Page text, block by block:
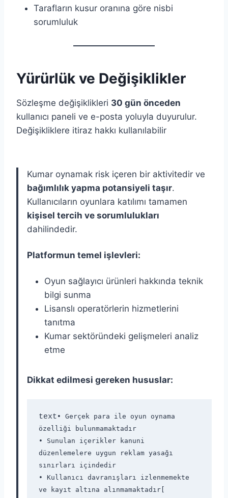
Tarafların kusur oranına göre nisbi
sorumluluk
Yürürlük ve Değişiklikler
Sözleşme değişiklikleri 30 gün önceden
kullanıcı paneli ve e-posta yoluyla duyurulur.
Değişikliklere itiraz hakkı kullanılabilir
Kumar oynamak risk içeren bir aktivitedir ve
bağımlılık yapma potansiyeli taşır.
Kullanıcıların oyunlara katılımı tamamen
kişisel tercih ve sorumlulukları
dahilindedir.
Platformun temel işlevleri:
Oyun sağlayıcı ürünleri hakkında teknik
bilgi sunma
Lisanslı operatörlerin hizmetlerini
tanıtma
Kumar sektöründeki gelişmeleri analiz
etme
Dikkat edilmesi gereken hususlar:
text • Gerçek para ile oyun oynama
özelliği bulunmamaktadır
• Sunulan içerikler kanuni
düzenlemelere uygun reklam yasağı
sınırları içindedir
• Kullanıcı davranışları izlenmemekte
ve kayıt altına alınmamaktadır[